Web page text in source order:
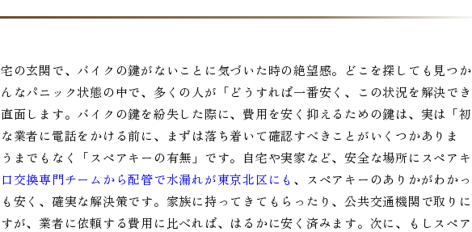
の玄関で、バイクの鍵がないことに気づいた時の絶望感。どこを探しても見つか
なパニック状態の中で、多くの人が「どうすれば一番安く、この状況を解決でき
面します。バイクの鍵を紛失した際に、費用を安く抑えるための鍵は、実は「初
業者に電話をかける前に、まずは落ち着いて確認すべきことがいくつかありま
までもなく「スペアキーの有無」です。自宅や実家など、安全な場所にスペアキ
交換専門チームから配管で水漏れが東京北区にも 、スペアキーのありかがわかっ
安く、確実な解決策です。家族に持ってきてもらったり、公共交通機関で取りに
が、業者に依頼する費用に比べれば、はるかに安く済みます。次に、もしスペア